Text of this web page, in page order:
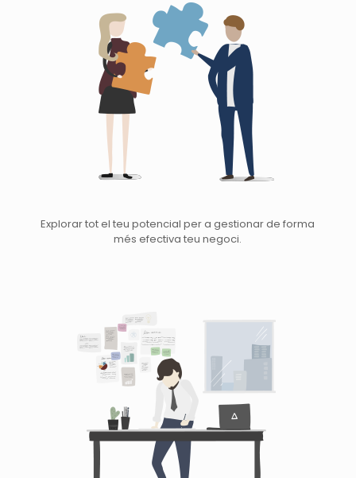
Explorar tot el teu potencial per a gestionar de forma
més efectiva teu negoci.